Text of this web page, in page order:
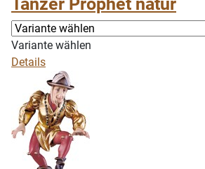
Variante wählen
Details